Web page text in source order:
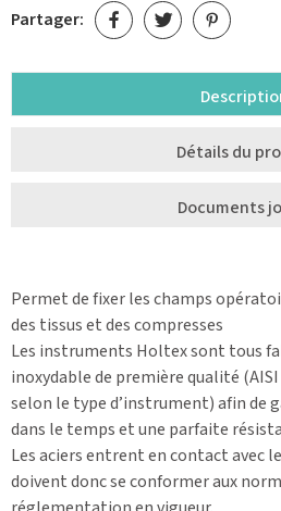
Partager:
Détails du
Documents
Permet de fixer les champs
des tissus et des compresses
Les instruments Holtex sont tous
inoxydable de première qualité (AISI
selon le type d’instrument) afin de
dans le temps et une parfaite
Les aciers entrent en contact avec
doivent donc se conformer aux